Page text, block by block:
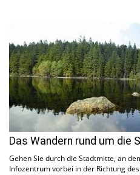
Das Wandern rund um die
Gehen Sie durch die Stadtmitte, an
Infozentrum vorbei in der Richtung